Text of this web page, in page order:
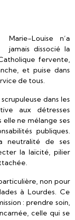
Marie-Louise n’a
jamais dissocié la
fervente,
et puise dans
de tous.
dans les
aux détresses
elle ne mélange ses
publiques.
neutralité de ses
la laïcité, pilier
non pour
à Lourdes. Ce
: prendre soin,
celle qui se